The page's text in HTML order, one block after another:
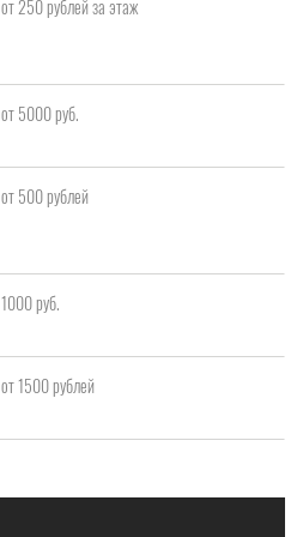
от 250 рублей за этаж
от 5000 руб.
от 500 рублей
1000 руб.
от 1500 рублей